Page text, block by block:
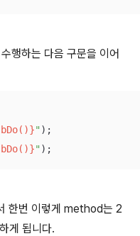
행하는 다음 구문을 이어
" );
" );
한번 이렇게 method는 2
게 됩니다.